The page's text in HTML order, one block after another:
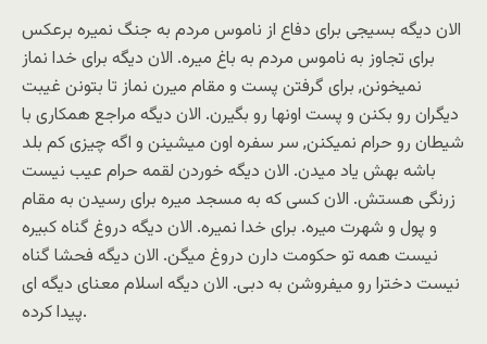
الان دیگه بسیجی برای دفاع از ناموس مردم به جنگ نمیره برعکس
برای تجاوز به ناموس مردم به باغ میره. الان دیگه برای خدا نماز
نمیخونن, برای گرفتن پست و مقام میرن نماز تا بتونن غیبت
دیگران رو بکنن و پست اونها رو بگیرن. الان دیگه مراجع همکاری با
شیطان رو حرام نمیکنن, سر سفره اون میشینن و اگه چیزی کم بلد
باشه بهش یاد میدن. الان دیگه خوردن لقمه حرام عیب نیست
زرنگی هستش. الان کسی که به مسجد میره برای رسیدن به مقام
و پول و شهرت میره. برای خدا نمیره. الان دیگه دروغ گناه کبیره
نیست همه تو حکومت دارن دروغ میگن. الان دیگه فحشا گناه
نیست دخترا رو میفروشن به دبی. الان دیگه اسلام معنای دیگه ای
پیدا کرده.